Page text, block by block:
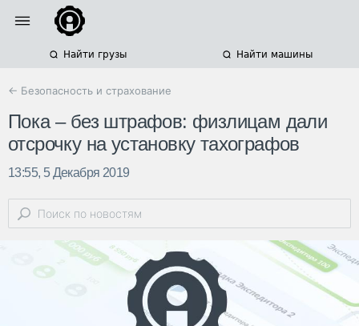
Найти грузы Найти машины
← Безопасность и страхование
Пока – без штрафов: физлицам дали
отсрочку на установку тахографов
13:55, 5 Декабря 2019